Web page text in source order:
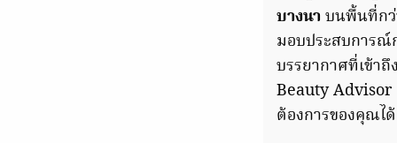
บางนาบนพื้นที่กว่
มอบประสบการ
บรรยากาศที่เข้า
Beauty
ต้องการของคุณไ